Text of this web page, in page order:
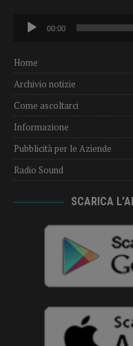
Audio
Player
00:00
Home
Archivio notizie
Come ascoltarci
Informazione
Pubblicità per le Aziende
Radio Sound
SCARICA